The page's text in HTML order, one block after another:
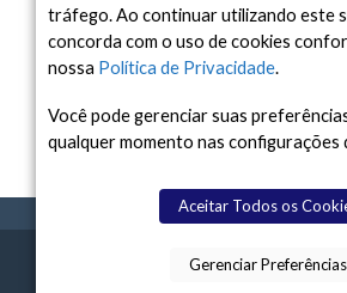
Arquivo
Arquivo
TERMOS CONTATO
tráfego. Ao continuar utilizando este
concorda com o uso de cookies
nossa Política de Privacidade.
Você pode gerenciar suas
qualquer momento nas configurações
Aceitar Todos os
Gerenciar Preferências